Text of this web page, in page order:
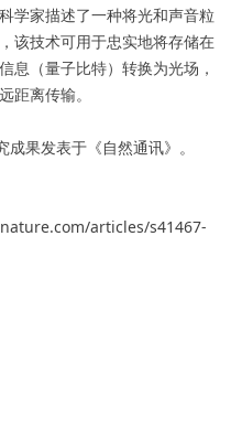
学家描述了一种将光和声音粒
该技术可用于忠实地将存储在
息（量子比特）转换为光场，
距离传输。
成果发表于《自然通讯》。
articles/s41467-